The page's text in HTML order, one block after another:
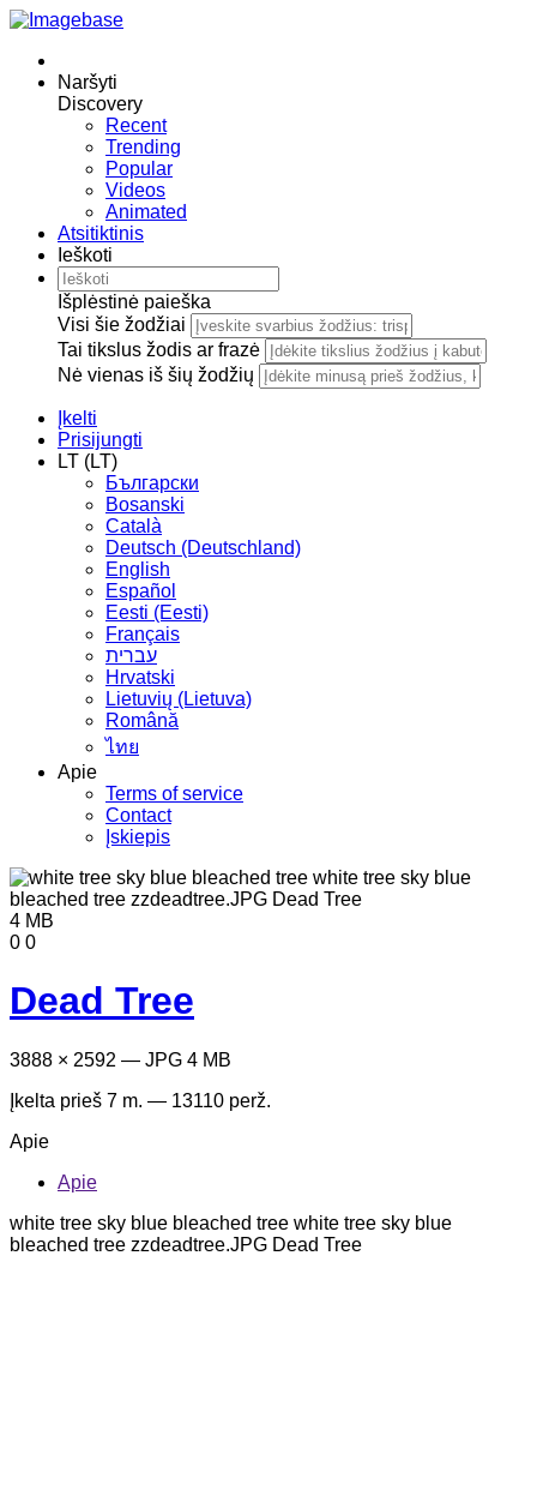
Naršyti
Discovery
Recent
Trending
Popular
Videos
Animated
Atsitiktinis
Ieškoti
Išplėstinė paieška
Visi šie žodžiai
Tai tikslus žodis ar frazė
Nė vienas iš šių žodžių
Įkelti
Prisijungti
LT (LT)
Български
Bosanski
Сatalà
Deutsch (Deutschland)
English
Español
Eesti (Eesti)
Français
עברית
Hrvatski
Lietuvių (Lietuva)
Română
ไทย
Apie
Terms of service
Contact
Įskiepis
4 MB
0 0
Dead Tree
3888 × 2592 — JPG 4 MB
Įkelta prieš 7 m. — 13110 perž.
Apie
Apie
white tree sky blue bleached tree white tree sky blue
bleached tree zzdeadtree.JPG Dead Tree